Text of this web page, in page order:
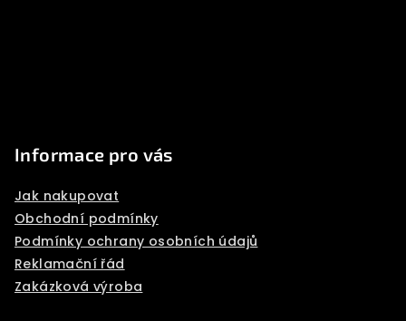
Informace pro vás
Jak nakupovat
Obchodní podmínky
Podmínky ochrany osobních údajů
Reklamační řád
Zakázková výroba